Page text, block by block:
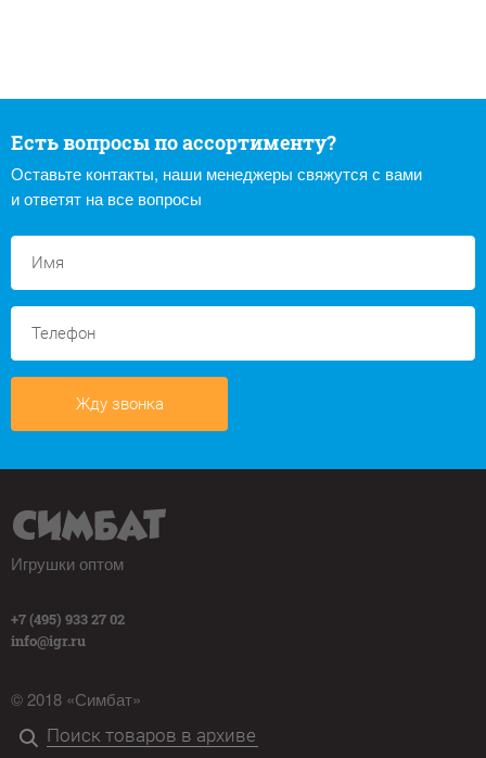
Есть вопросы по ассортименту?
Оставьте контакты, наши менеджеры свяжутся с вами
и ответят на все вопросы
Жду звонка
Игрушки оптом
+7 (495) 933 27 02
info@igr.ru
© 2018 «Симбат»